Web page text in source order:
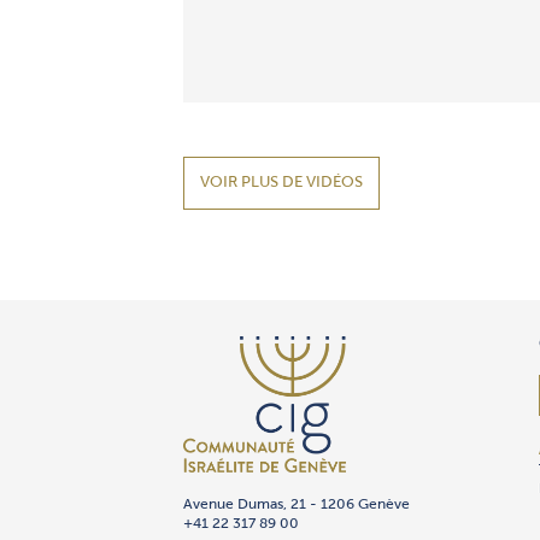
VOIR PLUS DE VIDÉOS
Avenue Dumas, 21 - 1206 Genève
+41 22 317 89 00